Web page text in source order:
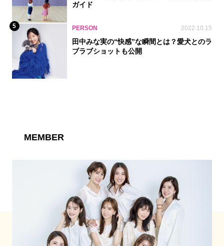
ガイド
5 PERSON 2022.10.15
田中みな実の“快感”な瞬間とは？愛犬とのラ
ブラブショットも公開
MEMBER